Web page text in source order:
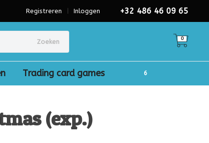
+32 486 46 09 65
Inloggen
Registreren
Zoeken 0
Trading card games
(exp.)